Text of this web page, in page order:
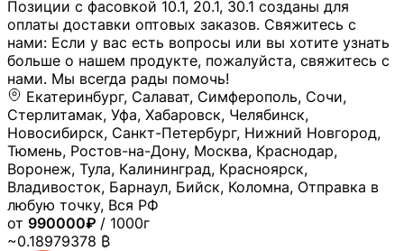
Позиции с фасовкой 10.1, 20.1, 30.1 созданы для
оплаты доставки оптовых заказов. Свяжитесь с
нами: Если у вас есть вопросы или вы хотите узнать
больше о нашем продукте, пожалуйста, свяжитесь с
нами. Мы всегда рады помочь!
Екатеринбург, Салават, Симферополь, Сочи,
Стерлитамак, Уфа, Хабаровск, Челябинск,
Новосибирск, Санкт-Петербург, Нижний Новгород,
Тюмень, Ростов-на-Дону, Москва, Краснодар,
Воронеж, Тула, Калининград, Красноярск,
Владивосток, Барнаул, Бийск, Коломна, Отправка в
любую точку, Вся РФ
от 990000₽ / 1000г
~0.18979378 ₿